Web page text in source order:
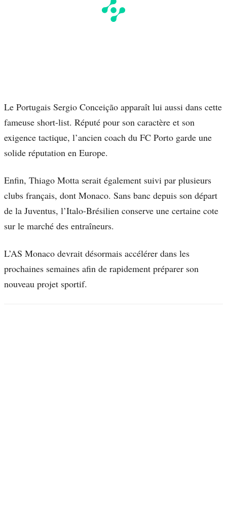
Le Portugais Sergio Conceição apparaît lui aussi dans cette
fameuse short-list. Réputé pour son caractère et son
exigence tactique, l’ancien coach du FC Porto garde une
solide réputation en Europe.
Enfin, Thiago Motta serait également suivi par plusieurs
clubs français, dont Monaco. Sans banc depuis son départ
de la Juventus, l’Italo-Brésilien conserve une certaine cote
sur le marché des entraîneurs.
L’AS Monaco devrait désormais accélérer dans les
prochaines semaines afin de rapidement préparer son
nouveau projet sportif.